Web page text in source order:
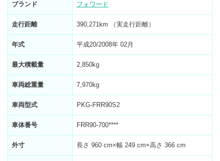
ブランド フォワード
走行距離 390,271km （実走行距離）
年式 平成20/2008年 02月
最大積載量 2,850kg
車両総重量 7,970kg
車両型式 PKG-FRR90S2
車体番号 FRR90-700****
外寸 長さ 960 cm×幅 249 cm×高さ 366 cm